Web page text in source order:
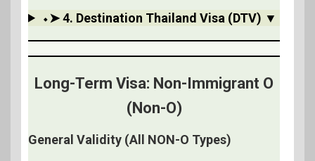
⬩➤ 4. Destination Thailand Visa (DTV) ▼
Long-Term Visa: Non-Immigrant O
(Non-O)
General Validity (All NON-O Types)